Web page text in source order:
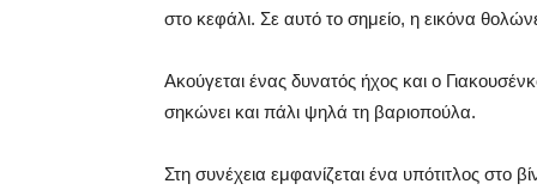
στο κεφάλι. Σε αυτό το σημείο, η εικόνα
Ακούγεται ένας δυνατός ήχος και ο
σηκώνει και πάλι ψηλά τη βαριοπούλα.
Στη συνέχεια εμφανίζεται ένα υπότιτλος στο